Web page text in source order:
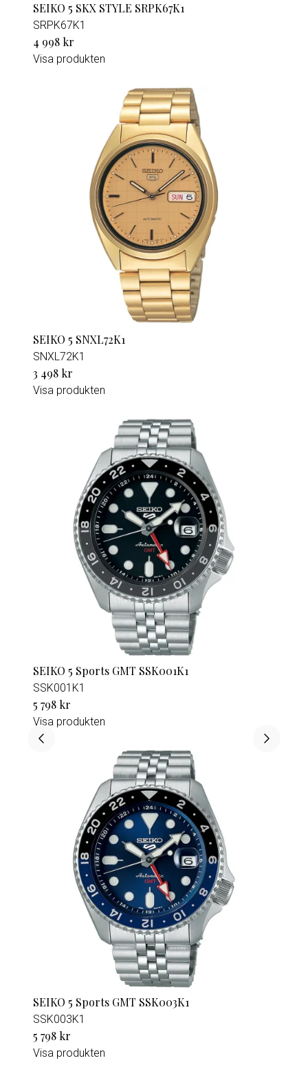
SEIKO 5 SKX STYLE SRPK67K1
SRPK67K1
4 998 kr
Visa produkten
SEIKO 5 SNXL72K1
SNXL72K1
3 498 kr
Visa produkten
SEIKO 5 Sports GMT SSK001K1
SSK001K1
5 798 kr
Visa produkten
SEIKO 5 Sports GMT SSK003K1
SSK003K1
5 798 kr
Visa produkten